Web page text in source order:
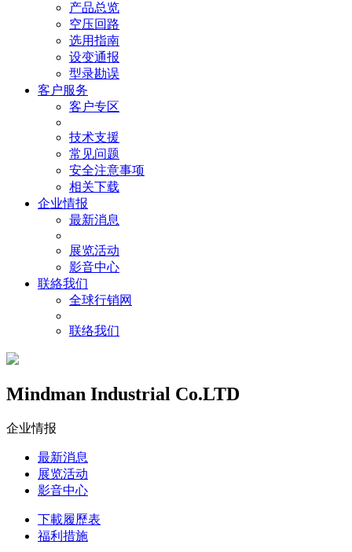
产品总览
空压回路
选用指南
设变通报
型录勘误
客户服务
客户专区
技术支援
常见问题
安全注意事项
相关下载
企业情报
最新消息
展览活动
影音中心
联絡我们
全球行销网
联络我们
Mindman Industrial Co.LTD
企业情报
最新消息
展览活动
影音中心
下載履歷表
福利措施